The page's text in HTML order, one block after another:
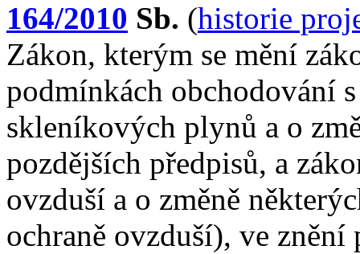
164/2010 Sb. (historie
Zákon, kterým se mění
podmínkách obchodování
skleníkových plynů a o
pozdějších předpisů, a
ovzduší a o změně
ochraně ovzduší), ve znění